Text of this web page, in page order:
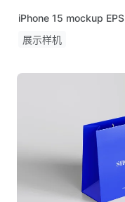
iPhone 15 mockup EPS
展示样机